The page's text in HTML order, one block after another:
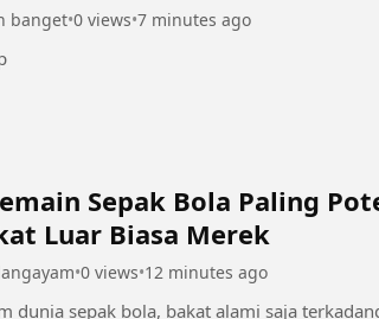
banget•0 views•7 minutes ago
Sepak Bola Paling
Luar Biasa Merek
•0 views•12 minutes ago
dunia sepak bola, bakat alami saja